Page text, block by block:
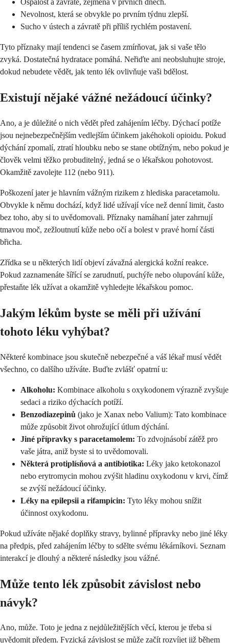
Ospalost a závratě, zejména v prvních dnech.
Nevolnost, která se obvykle po prvním týdnu zlepší.
Sucho v ústech a závratě při příliš rychlém postavení.
Tyto příznaky mají tendenci se časem zmírňovat, jak si vaše tělo
zvyká. Dostatečná hydratace pomáhá. Neřiďte ani neobsluhujte stroje,
dokud nebudete vědět, jak tento lék ovlivňuje vaši bdělost.
Existují nějaké vážné nežádoucí účinky?
Ano, a je důležité o nich vědět před zahájením léčby. Dýchací potíže
jsou nejnebezpečnějším vedlejším účinkem jakéhokoli opioidu. Pokud
dýchání zpomalí, ztratí hloubku nebo se stane obtížným, nebo pokud je
člověk velmi těžko probuditelný, jedná se o lékařskou pohotovost.
Okamžitě zavolejte 112 (nebo 911).
Poškození jater je hlavním vážným rizikem z hlediska paracetamolu.
Obvykle k němu dochází, když lidé užívají více než denní limit, často
bez toho, aby si to uvědomovali. Příznaky namáhaní jater zahrnují
tmavou moč, zežloutnutí kůže nebo očí a bolest v pravé horní části
břicha.
Zřídka se u některých lidí objeví závažná alergická kožní reakce.
Pokud zaznamenáte šířící se zarudnutí, puchýře nebo olupování kůže,
přestaňte lék užívat a okamžitě vyhledejte lékařskou pomoc.
Jakým lékům byste se měli při užívání
tohoto léku vyhýbat?
Některé kombinace jsou skutečně nebezpečné a váš lékař musí vědět
všechno, co dalšího užíváte. Buďte zvlášť opatrní u:
Alkoholu: Kombinace alkoholu s oxykodonem výrazně zvyšuje
sedaci a riziko dýchacích potíží.
Benzodiazepinů (jako je Xanax nebo Valium): Tato kombinace
může způsobit život ohrožující útlum dýchání.
Jiné přípravky s paracetamolem: To zdvojnásobí zátěž pro
vaše játra, aniž byste si to uvědomovali.
Některá protiplísňová a antibiotika: Léky jako ketokonazol
nebo erytromycin mohou zvýšit hladinu oxykodonu v krvi, čímž
se zvýší nežádoucí účinky.
Léky na epilepsii a rifampicin: Tyto léky mohou snížit
účinnost oxykodonu.
Pokud užíváte nějaké doplňky stravy, bylinné přípravky nebo jiné léky
na předpis, před zahájením léčby to sdělte svému lékárníkovi. Seznam
interakcí je dlouhý a některé následky jsou vážné.
Může tento lék způsobit závislost nebo
návyk?
Ano, může. Toto je jedna z nejdůležitějších věcí, kterou je třeba si
uvědomit předem. Fyzická závislost se může začít rozvíjet již během